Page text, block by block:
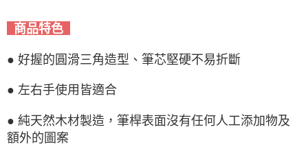
商品特色
● 好握的圓滑三角造型、筆芯堅硬不易折斷
● 左右手使用皆適合
● 純天然木材製造，筆桿表面沒有任何人工添加物及
額外的圖案